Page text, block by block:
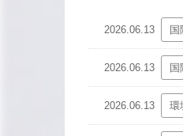
2026.06.13 国
2026.06.13 国
2026.06.13 環